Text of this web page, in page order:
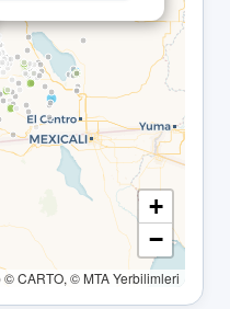
+
−
CARTO, © MTA Yerbilimleri